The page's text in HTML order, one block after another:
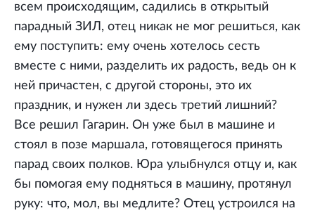
всем происходящим, садились в открытый
парадный ЗИЛ, отец никак не мог решиться, как
ему поступить: ему очень хотелось сесть
вместе с ними, разделить их радость, ведь он к
ней причастен, с другой стороны, это их
праздник, и нужен ли здесь третий лишний?
Все решил Гагарин. Он уже был в машине и
стоял в позе маршала, готовящегося принять
парад своих полков. Юра улыбнулся отцу и, как
бы помогая ему подняться в машину, протянул
руку: что, мол, вы медлите? Отец устроился на